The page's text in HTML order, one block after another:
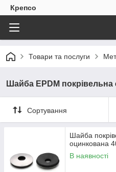
Крепсо
Товари та послуги
Шайба EPDM
Сортування
Шайба
оцинкована
В наявності